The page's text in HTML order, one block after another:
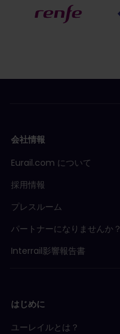
会社情報
Eurail.com について
採用情報
プレスルーム
パートナーになりませんか？
Interrail影響報告書
はじめに
ユーレイルとは？